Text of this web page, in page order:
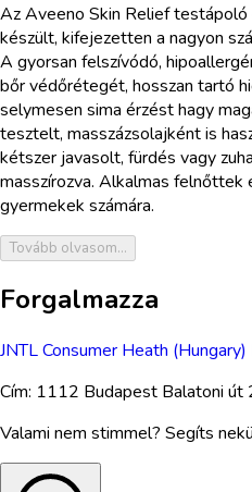
Az Aveeno Skin Relief
készült, kifejezetten a nagyon
A gyorsan felszívódó,
bőr védőrétegét, hosszan tartó
selymesen sima érzést hagy
tesztelt, masszázsolajként is
kétszer javasolt, fürdés vagy
masszírozva. Alkalmas
gyermekek számára.
Tovább olvasom...
Forgalmazza
JNTL Consumer Heath (Hungary)
Cím: 1112 Budapest Balatoni út
Valami nem stimmel? Segíts